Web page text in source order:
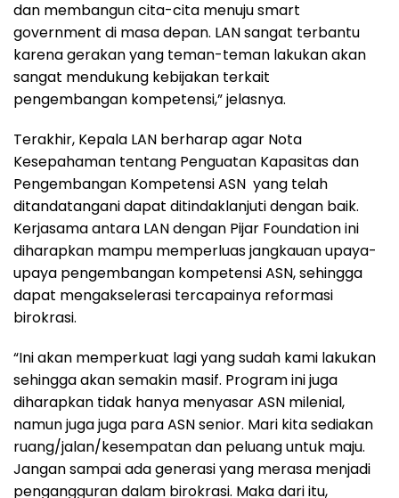
dan membangun cita-cita menuju smart
government di masa depan. LAN sangat terbantu
karena gerakan yang teman-teman lakukan akan
sangat mendukung kebijakan terkait
pengembangan kompetensi,” jelasnya.
Terakhir, Kepala LAN berharap agar Nota
Kesepahaman tentang Penguatan Kapasitas dan
Pengembangan Kompetensi ASN yang telah
ditandatangani dapat ditindaklanjuti dengan baik.
Kerjasama antara LAN dengan Pijar Foundation ini
diharapkan mampu memperluas jangkauan upaya-
upaya pengembangan kompetensi ASN, sehingga
dapat mengakselerasi tercapainya reformasi
birokrasi.
“Ini akan memperkuat lagi yang sudah kami lakukan
sehingga akan semakin masif. Program ini juga
diharapkan tidak hanya menyasar ASN milenial,
namun juga juga para ASN senior. Mari kita sediakan
ruang/jalan/kesempatan dan peluang untuk maju.
Jangan sampai ada generasi yang merasa menjadi
pengangguran dalam birokrasi. Maka dari itu,